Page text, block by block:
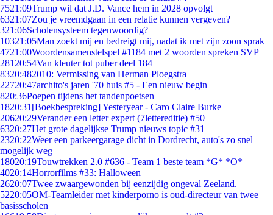
7521:09Trump wil dat J.D. Vance hem in 2028 opvolgt
6321:07Zou je vreemdgaan in een relatie kunnen vergeven?
321:06Scholensysteem tegenwoordig?
10321:05Man zoekt mij en bedreigt mij, nadat ik met zijn zoon sprak
4721:00Woordensamenstelspel #1184 met 2 woorden spreken SVP
281 20:54Van kleuter tot puber deel 184
8320:482010: Vermissing van Herman Ploegstra
22720:47archito's jaren '70 huis #5 - Een nieuw begin
820:36Poepen tijdens het tandenpoetsen
1820:31 [Boekbespreking] Yesteryear - Caro Claire Burke
20620:29Verander een letter expert (7lettereditie) #50
6320:27Het grote dagelijkse Trump nieuws topic #31
2320:22Weer een parkeergarage dicht in Dordrecht, auto's zo snel
mogelijk weg
18020:19Touwtrekken 2.0 #636 - Team 1 beste team *G* *O*
4020:14Horrorfilms #33: Halloween
2620:07Twee zwaargewonden bij eenzijdig ongeval Zeeland.
5220:05OM-Teamleider met kinderporno is oud-directeur van twee
basisscholen